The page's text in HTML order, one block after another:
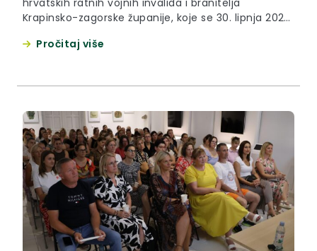
Krapinsko-zagorske županije, koje se 30. lipnja 2026.
organizaciji Udruge Hrvatskih vojnih invalida
Pročitaj više